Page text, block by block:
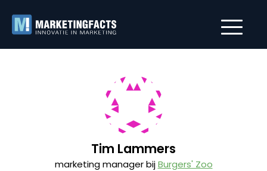
Tim Lammers
marketing manager bijBurgers' Zoo